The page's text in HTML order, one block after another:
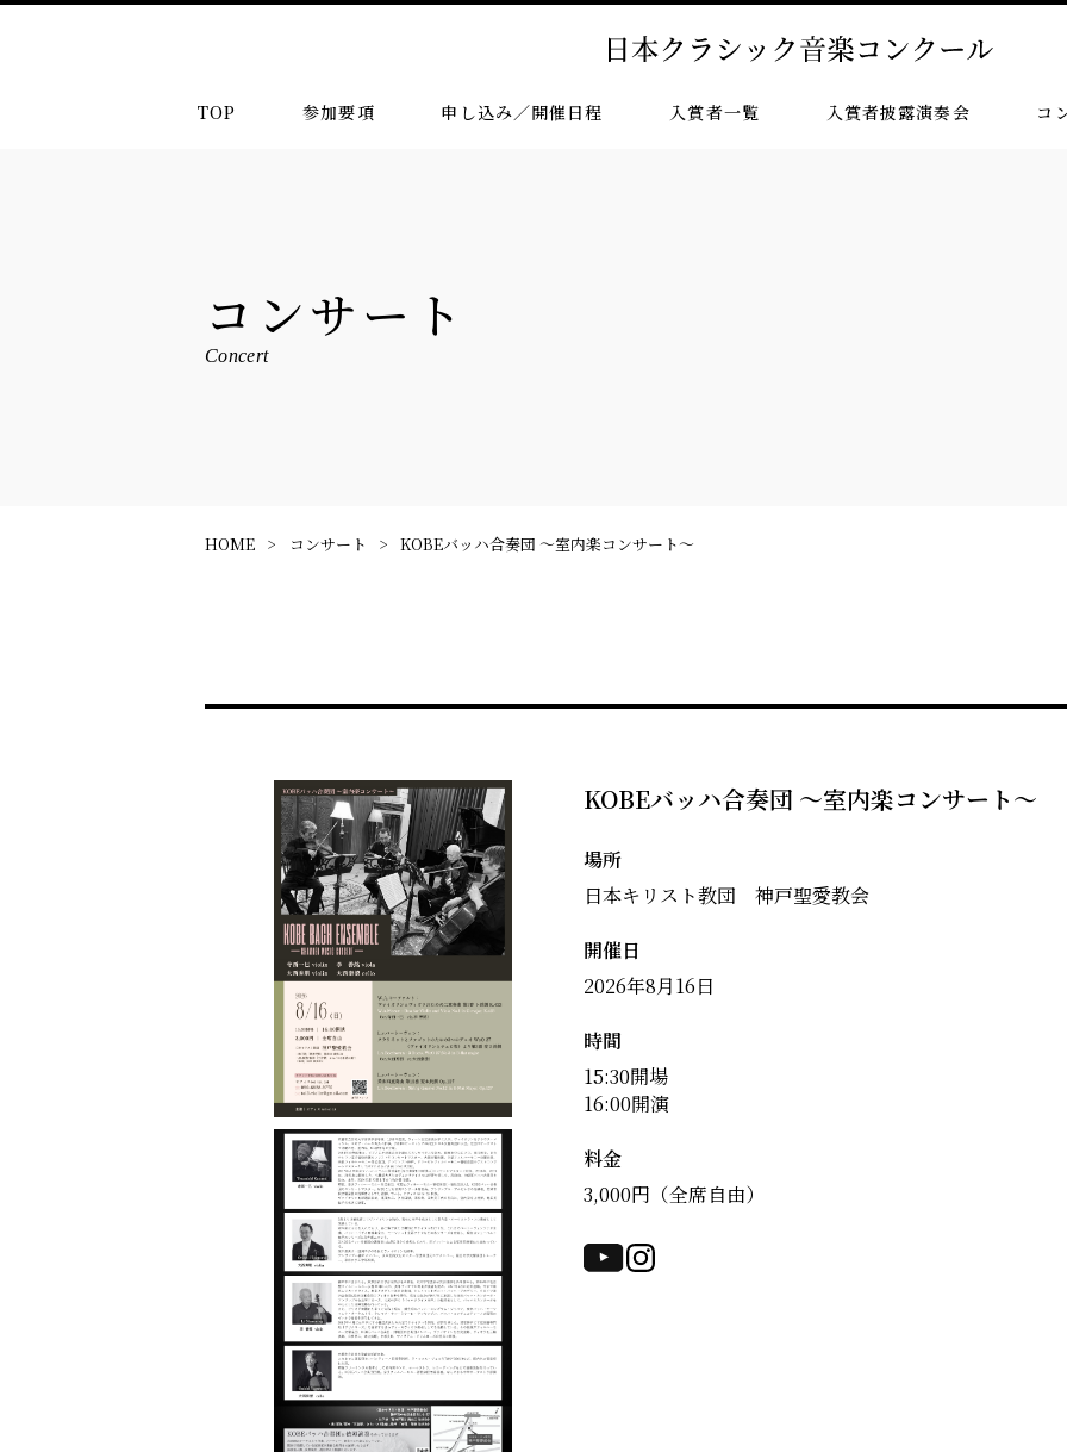
TOP 参加要項 申し込み／開催日程 入賞者一覧 入賞者披露演奏会 コ
コンサート
Concert
HOME コンサート KOBEバッハ合奏団 〜室内楽コンサート〜
KOBEバッハ合奏団 〜室内楽コンサート〜
場所
日本キリスト教団 神戸聖愛教会
開催日
2026年8月16日
時間
15:30開場
16:00開演
料金
3,000円（全席自由）